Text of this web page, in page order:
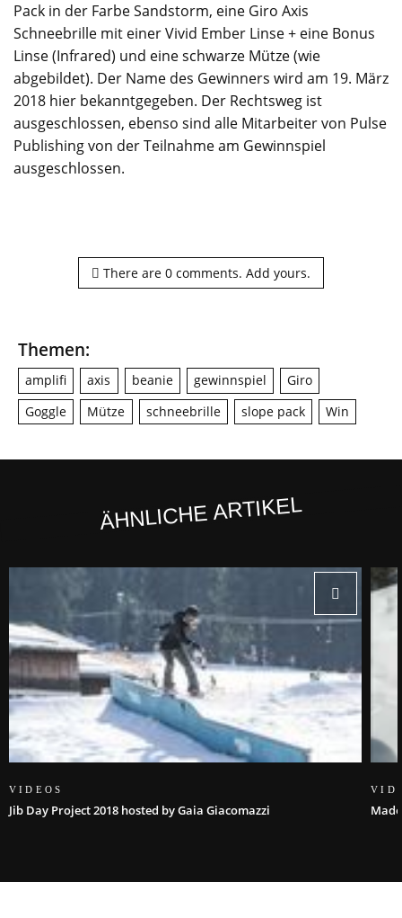
Pack in der Farbe Sandstorm, eine Giro Axis
Schneebrille mit einer Vivid Ember Linse + eine Bonus
Linse (Infrared) und eine schwarze Mütze (wie
abgebildet). Der Name des Gewinners wird am 19. März
2018 hier bekanntgegeben. Der Rechtsweg ist
ausgeschlossen, ebenso sind alle Mitarbeiter von Pulse
Publishing von der Teilnahme am Gewinnspiel
ausgeschlossen.
There are 0 comments. Add yours.
Themen:
amplifi axis beanie gewinnspiel
Giro
Goggle
Mütze schneebrille slope pack Win
ÄHNLICHE ARTIKEL
VIDEOS
Jib Day Project 2018 hosted by Gaia Giacomazzi